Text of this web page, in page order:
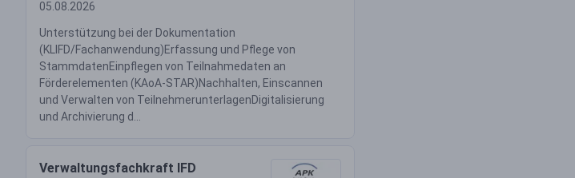
05.08.2026
Unterstützung bei der Dokumentation
(KLIFD/Fachanwendung)Erfassung und Pflege von
StammdatenEinpflegen von Teilnahmedaten an
Förderelementen (KAoA-STAR)Nachhalten, Einscannen
und Verwalten von TeilnehmerunterlagenDigitalisierung
und Archivierung d...
Verwaltungsfachkraft IFD